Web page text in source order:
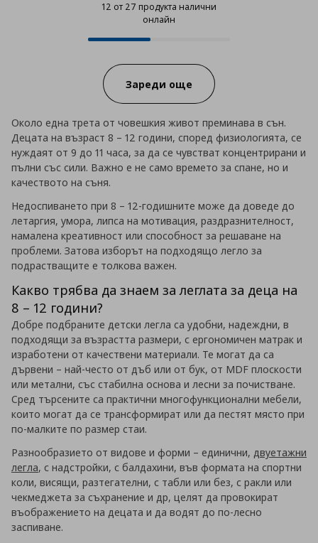
12 от 27 продукта налични
онлайн
Progress:
Зареди още
Около една трета от човешкия живот преминава в сън.
Децата на възраст 8 – 12 години, според физиологията, се
нуждаят от 9 до 11 часа, за да се чувстват концентрирани и
пълни със сили. Важно е не само времето за спане, но и
качеството на съня.
Недоспиването при 8 – 12-годишните може да доведе до
летаргия, умора, липса на мотивация, раздразнителност,
намалена креативност или способност за решаване на
проблеми. Затова изборът на подходящо легло за
подрастващите е толкова важен.
Какво трябва да знаем за леглата за деца на
8 – 12 години?
Добре подбраните детски легла са удобни, надеждни, в
подходящи за възрастта размери, с ергономичен матрак и
изработени от качествени материали. Те могат да са
дървени – най-често от дъб или от бук, от MDF плоскости
или метални, със стабилна основа и лесни за почистване.
Сред търсените са практични многофункционални мебели,
които могат да се трансформират или да пестят място при
по-малките по размер стаи.
Разнообразието от видове и форми – единични, двуетажни
легла, с надстройки, с балдахини, във формата на спортни
коли, висящи, разтегателни, с табли или без, с ракли или
чекмеджета за съхранение и др, целят да провокират
въображението на децата и да водят до по-лесно
заспиване.